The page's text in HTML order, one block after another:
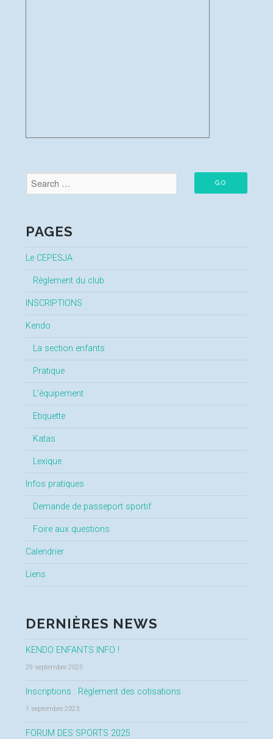
PAGES
Le CEPESJA
Règlement du club
INSCRIPTIONS
Kendo
La section enfants
Pratique
L’équipement
Etiquette
Katas
Lexique
Infos pratiques
Demande de passeport sportif
Foire aux questions
Calendrier
Liens
DERNIÈRES NEWS
KENDO ENFANTS INFO !
29 septembre 2025
Inscriptions : Règlement des cotisations
1 septembre 2023
FORUM DES SPORTS 2025